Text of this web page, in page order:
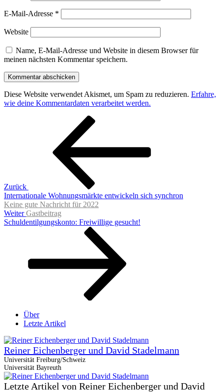
E-Mail-Adresse *
Website
Name, E-Mail-Adresse und Website in diesem Browser für
meinen nächsten Kommentar speichern.
Diese Website verwendet Akismet, um Spam zu reduzieren. Erfahre,
wie deine Kommentardaten verarbeitet werden.
Beitragsnavigation
Zurück
Internationale Wohnungsmärkte entwickeln sich synchron
Keine gute Nachricht für 2022
Nächster
Beitrag
Weiter Gastbeitrag
Schuldentilgungskonto: Freiwillige gesucht!
Über
Letzte Artikel
Reiner Eichenberger und David Stadelmann
Universität Freiburg/Schweiz
Universität Bayreuth
Letzte Artikel von Reiner Eichenberger und David